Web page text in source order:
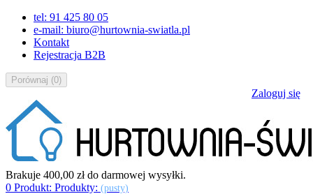
tel: 91 425 80 05
e-mail: biuro@hurtownia-swiatla.pl
Kontakt
Rejestracja B2B
Porównaj (0)
Zaloguj się
Brakuje 400,00 złdo darmowej wysyłki.
0 Produkt: Produkty: (pusty)